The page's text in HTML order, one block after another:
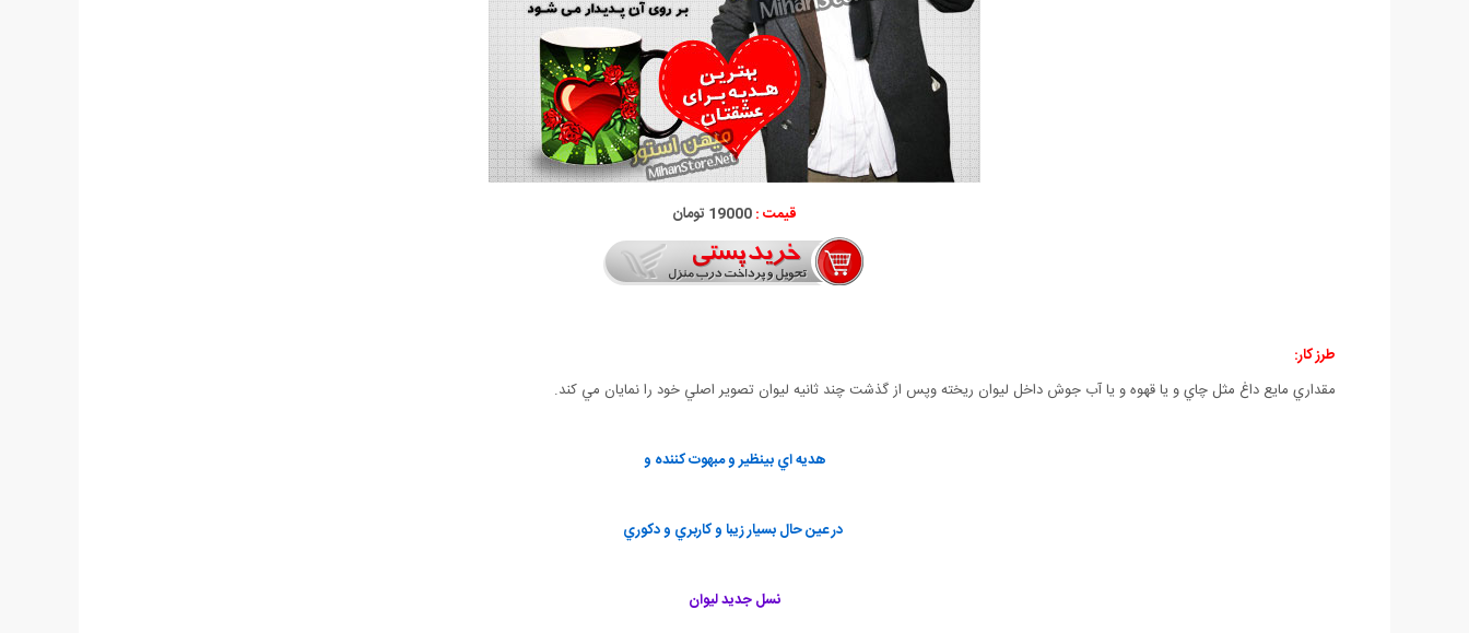
قیمت :19000 تومان
طرز كار:
مقداري مايع داغ مثل چاي و يا قهوه و يا آب جوش داخل ليوان ريخته وپس از گذشت چند ثانيه ليوان تصوير اصلي خود را نمايان مي كند.
هديه اي بينظير و مبهوت كننده و
در عين حال بسيار زيبا و كاربري و دكوري
نسل جديد ليوان